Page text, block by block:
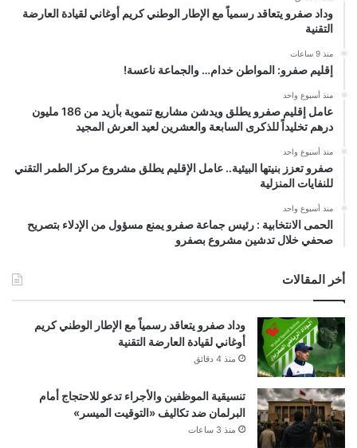
وداد صفرو يتعاقد رسمياً مع الإطار الوطني كريم أوغاني لقيادة العارضة
التقنية
منذ 9 ساعات
إقليم صفرو: المواطن خدام… والجماعة ناعسة!
منذ أسبوع واحد
عامل إقليم صفرو يطلق ويدشن مشاريع تنموية بأزيد من 186 مليون
درهم تخليداً للذكرى السابعة والعشرين لعيد العرش المجيد
منذ أسبوع واحد
صفرو تعزز بنيتها البيئية.. عامل الإقليم يطلق مشروع مركز الطمر التقني
للنفايات المنزلية
منذ أسبوع واحد
الحمى الانتخابية : رئيس جماعة صفرو يمنع مسؤول من الإدلاء بتصريح
صحفي خلال تدشين مشروع بصفرو
أخر المقالات
وداد صفرو يتعاقد رسمياً مع الإطار الوطني كريم
أوغاني لقيادة العارضة التقنية
منذ 4 دقائق
تنسيقية الموظفين والأجراء تدعو للاحتجاج أمام
البرلمان ضد تكاليف «التوقيت الميسر»
منذ 3 ساعات